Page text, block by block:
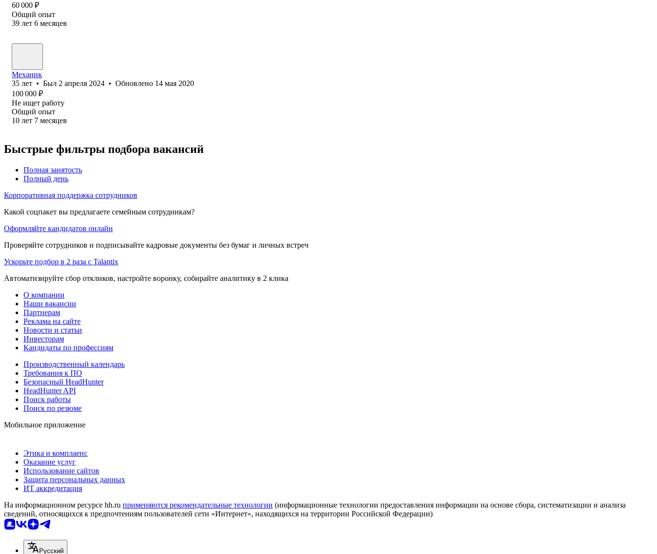
60 000 ₽
Общий опыт
39 лет 6 месяцев
Механик
35 лет • Был 2 апреля 2024 • Обновлено 14 мая 2020
100 000 ₽
Не ищет работу
Общий опыт
10 лет 7 месяцев
Быстрые фильтры подбора вакансий
Полная занятость
Полный день
Корпоративная поддержка сотрудников
Какой соцпакет вы предлагаете семейным сотрудникам?
Оформляйте кандидатов онлайн
Проверяйте сотрудников и подписывайте кадровые документы без бумаг и личных встреч
Ускорьте подбор в 2 раза с Talantix
Автоматизируйте сбор откликов, настройте воронку, собирайте аналитику в 2 клика
О компании
Наши вакансии
Партнерам
Реклама на сайте
Новости и статьи
Инвесторам
Кандидаты по профессиям
Производственный календарь
Требования к ПО
Безопасный HeadHunter
HeadHunter API
Поиск работы
Поиск по резюме
Мобильное приложение
Этика и комплаенс
Оказание услуг
Использование сайтов
Защита персональных данных
ИТ аккредитация
На информационном ресурсе hh.ru применяются рекомендательные технологии (информационные технологии предоставления информации на основе сбора, систематизации и анализа
сведений, относящихся к предпочтениям пользователей сети «Интернет», находящихся на территории Российской Федерации)
Русский